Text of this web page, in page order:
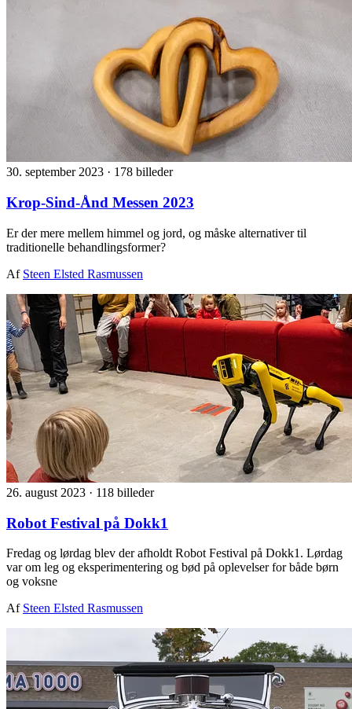
30. september 2023 · 178 billeder
Krop-Sind-Ånd Messen 2023
Er der mere mellem himmel og jord, og måske alternativer til
traditionelle behandlingsformer?
Af Steen Elsted Rasmussen
26. august 2023 · 118 billeder
Robot Festival på Dokk1
Fredag og lørdag blev der afholdt Robot Festival på Dokk1. Lørdag
var om leg og eksperimentering og bød på oplevelser for både børn
og voksne
Af Steen Elsted Rasmussen